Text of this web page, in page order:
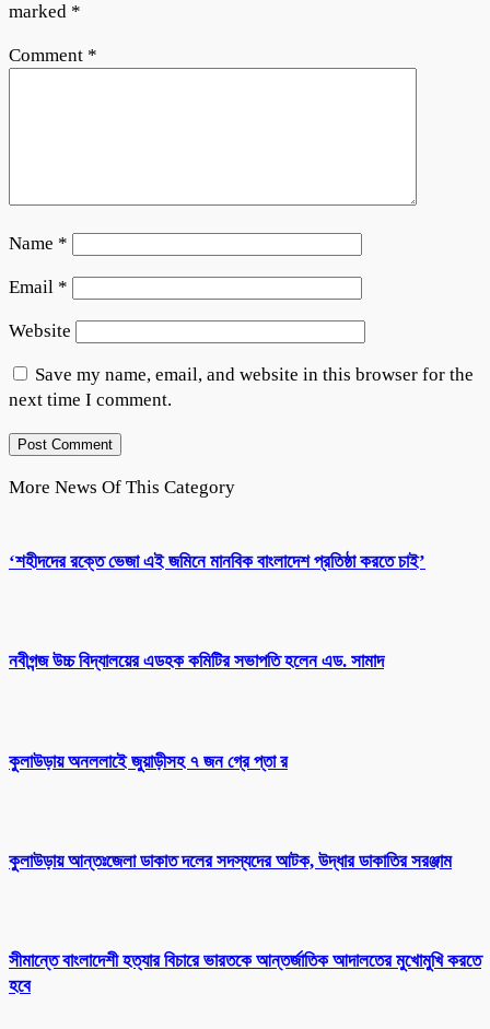
marked *
Comment *
Name *
Email *
Website
Save my name, email, and website in this browser for the
next time I comment.
More News Of This Category
‘শহীদদের রক্তে ভেজা এই জমিনে মানবিক বাংলাদেশ প্রতিষ্ঠা করতে চাই’
নবীগন্জ উচ্চ বিদ্যালয়ের এডহক কমিটির সভাপতি হলেন এড. সামাদ
কুলাউড়ায় অনললাইে জুয়াড়ীসহ ৭ জন গ্রে প্তা র
কুলাউড়ায় আন্তঃজেলা ডাকাত দলের সদস্যদের আটক, উদ্ধার ডাকাতির সরঞ্জাম
সীমান্তে বাংলাদেশী হত্যার বিচারে ভারতকে আন্তর্জাতিক আদালতের মুখোমুখি করতে
হবে